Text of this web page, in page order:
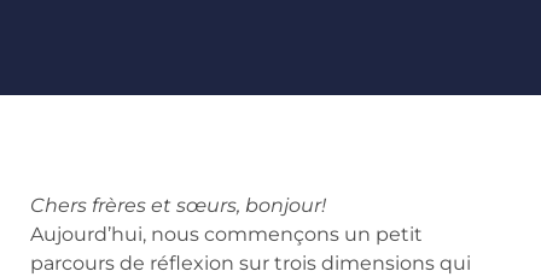
Chers frères et sœurs, bonjour!
Aujourd’hui, nous commençons un petit
parcours de réflexion sur trois dimensions qui